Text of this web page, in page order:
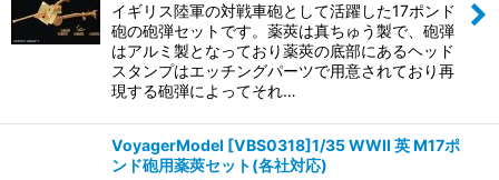
イギリス陸軍の対戦車砲として活躍した17ポンド
砲の砲弾セットです。薬莢は真ちゅう製で、砲弾
はアルミ製となっており薬莢の底部にあるヘッド
スタンプはエッチングパーツで用意されており再
現する砲弾によってそれ…
VoyagerModel [VBS0318]1/35 WWII 英 M17ポ
ンド砲用薬莢セット(各社対応)